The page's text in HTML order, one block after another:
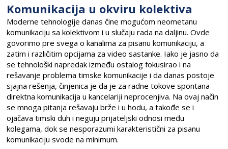
Komunikacija u okviru kolektiva
Moderne tehnologije danas čine mogućom neometanu
komunikaciju sa kolektivom i u slučaju rada na daljinu. Ovde
govorimo pre svega o kanalima za pisanu komunikaciju, a
zatim i različitim opcijama za video sastanke. Iako je jasno da
se tehnološki napredak između ostalog fokusirao i na
rešavanje problema timske komunikacije i da danas postoje
sjajna rešenja, činjenica je da je za radne tokove spontana
direktna komunikacija u kancelariji neprocenjiva. Na ovaj način
se mnoga pitanja rešavaju brže i u hodu, a takođe se i
ojačava timski duh i neguju prijateljski odnosi među
kolegama, dok se nesporazumi karakteristični za pisanu
komunikaciju svode na minimum.